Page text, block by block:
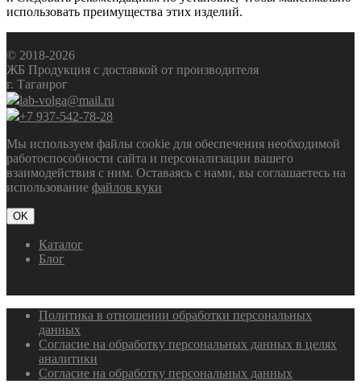
использовать преимущества этих изделий.
© 2018-2026
ЖБ Продукция с доставкой от производителя
г. Таганрог
lab-volga@mail.ru
+7 937-542-78-28
Мы используем файлы cookie для обеспечения необходимой
работоспособности сайта и персонализации вашего
взаимодействия с ним. Оставаясь с нами, вы соглашаетесь на
использование файлов куки
OK
Каталог
Блог
Политика в отношении обработки персональных
данных
Согласие на обработку персональных данных в целях
аналитики
Согласие на обработку персональных данных